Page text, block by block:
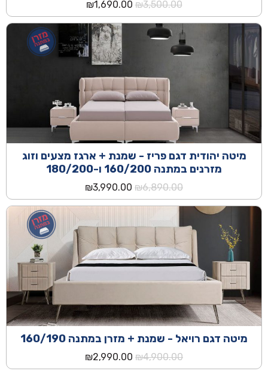
₪3,500.00
המחיר
המקורי
היה:
₪3,500.00.
₪1,690.00
הנוכחי
הוא:
₪1,690.00.
מיטה יהודית דגם פריז - שמנת + ארגז מצעים וזוג
מזרנים במתנה 160/200 ו-180/200
₪6,890.00
המחיר
המקורי
היה:
₪6,890.00.
₪3,990.00
הנוכחי
הוא:
₪3,990.00.
מיטה דגם רויאל - שמנת + מזרן במתנה 160/190
₪4,900.00
המחיר
המקורי
₪2,990.00
הנוכחי